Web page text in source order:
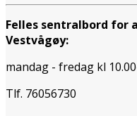
Felles sentralbord for
Vestvågøy:
mandag - fredag kl
Tlf. 76056730